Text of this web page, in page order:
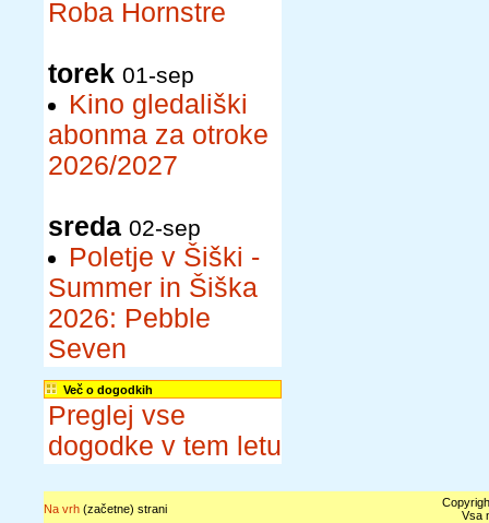
Roba Hornstre
torek 01-sep
Kino gledališki
abonma za otroke
2026/2027
sreda 02-sep
Poletje v Šiški -
Summer in Šiška
2026: Pebble
Seven
Več o dogodkih
Preglej vse
dogodke v tem letu
Na vrh(začetne) strani
Vsa